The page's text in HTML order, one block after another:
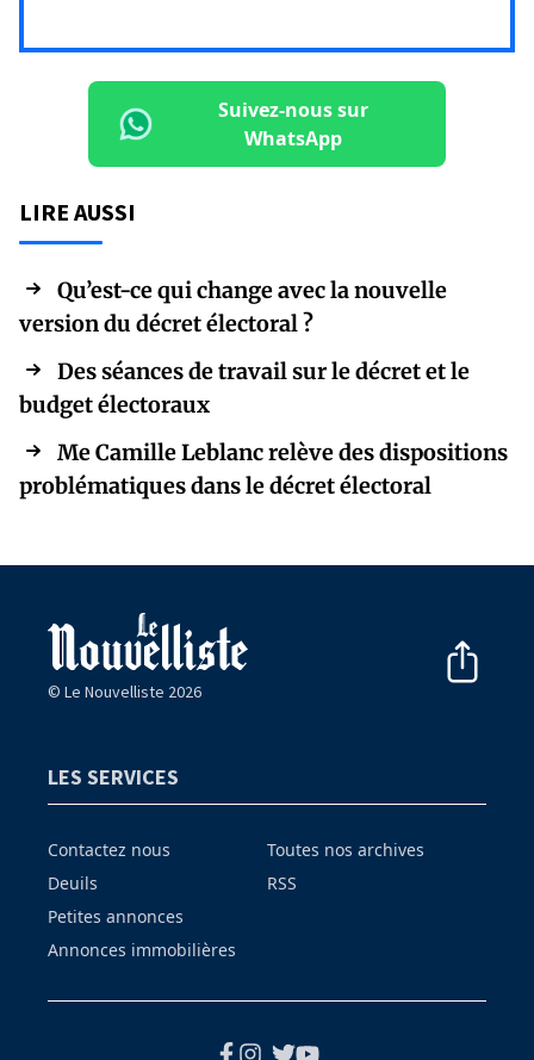
Suivez-nous sur
WhatsApp
LIRE AUSSI
Qu’est-ce qui change avec la nouvelle
version du décret électoral ?
Des séances de travail sur le décret et le
budget électoraux
Me Camille Leblanc relève des dispositions
problématiques dans le décret électoral
© Le Nouvelliste 2026
LES SERVICES
Contactez nous
Deuils
Petites annonces
Annonces immobilières
Toutes nos archives
RSS